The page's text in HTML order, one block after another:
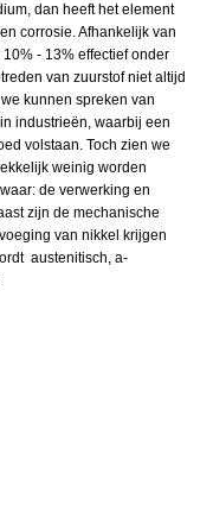
dan heeft het element
corrosie. Afhankelijk van
- 13% effectief onder
van zuurstof niet altijd
kunnen spreken van
industrieën, waarbij een
volstaan. Toch zien we
weinig worden
de verwerking en
zijn de mechanische
van nikkel krijgen
austenitisch, a-